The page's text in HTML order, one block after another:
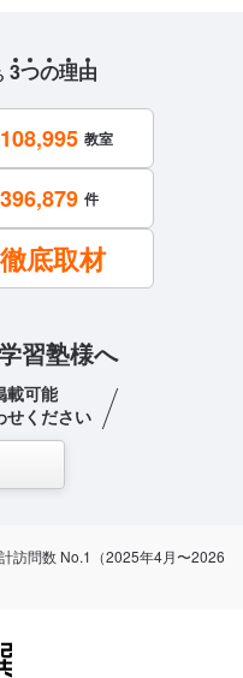
3つの理由
108,995 教室
396,879 件
徹底取材
習塾様へ
載可能
せください
訪問数 No.1（2025年4月〜2026